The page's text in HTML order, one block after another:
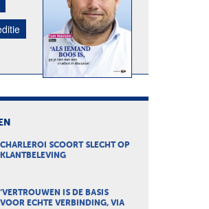
CHARLEROI SCOORT SLECHT OP
KLANTBELEVING
‘VERTROUWEN IS DE BASIS
VOOR ECHTE VERBINDING, VIA